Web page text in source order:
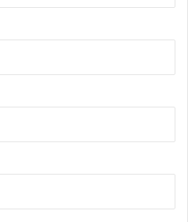
öz farkındalık
ve anlamlı bir şekilde